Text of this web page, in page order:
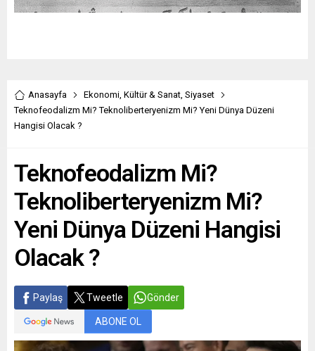
Anasayfa Ekonomi, Kültür & Sanat, Siyaset
Teknofeodalizm Mi? Teknoliberteryenizm Mi? Yeni Dünya Düzeni
Hangisi Olacak ?
Teknofeodalizm Mi?
Teknoliberteryenizm Mi?
Yeni Dünya Düzeni Hangisi
Olacak ?
Paylaş Tweetle Gönder
ABONE OL